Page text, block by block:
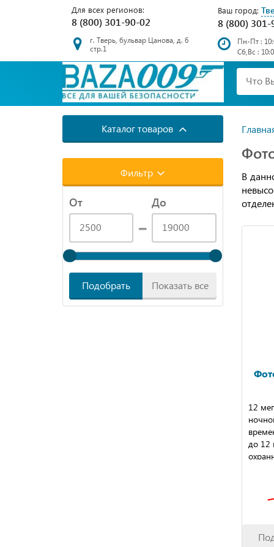
Для всех регионов:
8 (800) 301-90-02
Ваш город:
8 (800) 301-
г. Тверь, бульвар Цанова, д. 6
стр.1
Пн-Пт :
Сб,Вс :
Каталог товаров
Фильтр
От До
Подобрать Показать все
В
12
до 12